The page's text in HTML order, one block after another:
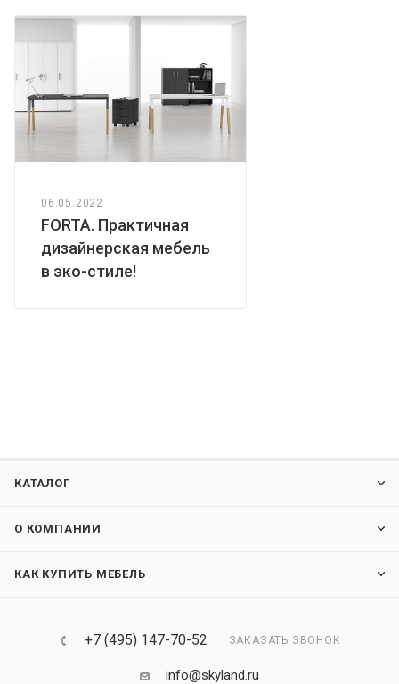
06.05.2022
FORTA. Практичная
дизайнерская мебель
в эко-стиле!
КАТАЛОГ
О КОМПАНИИ
КАК КУПИТЬ МЕБЕЛЬ
+7 (495) 147-70-52 ЗАКАЗАТЬ ЗВОНОК
info@skyland.ru